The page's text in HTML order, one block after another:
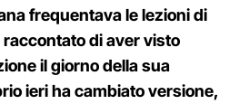
frequentava le lezioni di
raccontato di aver visto
il giorno della sua
ieri ha cambiato versione,